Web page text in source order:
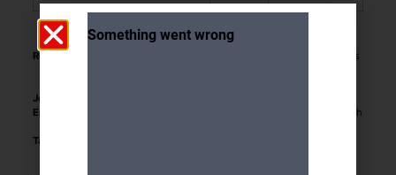
Rendez-vous :
Gare Cornavin, dans le hall occupé par des
Jour et heure :
Encadrement :
Luc FONTAINE (079 629 16 58) et Elisabeth
Tarifs :